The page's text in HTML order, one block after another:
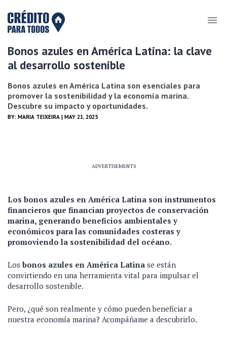
Bonos azules en América Latina: la clave
al desarrollo sostenible
Bonos azules en América Latina son esenciales para
promover la sostenibilidad y la economía marina.
Descubre su impacto y oportunidades.
BY: MARIA TEIXEIRA | MAY 21, 2025
ADVERTISEMENTS
Los bonos azules en América Latina son instrumentos
financieros que financian proyectos de conservación
marina, generando beneficios ambientales y
económicos para las comunidades costeras y
promoviendo la sostenibilidad del océano.
Los bonos azules en América Latina se están
convirtiendo en una herramienta vital para impulsar el
desarrollo sostenible.
Pero, ¿qué son realmente y cómo pueden beneficiar a
nuestra economía marina? Acompáñame a descubrirlo.